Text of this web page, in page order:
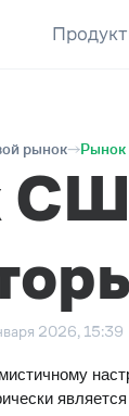
рынок Рынок
2026, 15:39